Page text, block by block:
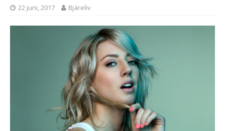
22 juni, 2017 Bjäreliv